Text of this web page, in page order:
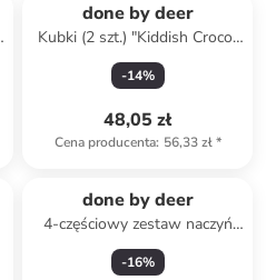
done by deer
Kubki (2 szt.) "Kiddish Croco"
w kolorze jasnoróżowym -
100 ml
-14%
48,05 zł
Cena producenta: 56,33 zł*
done by deer
4-częściowy zestaw naczyń
"Celebration Blue" w kolorze
błękitnym dla dzieci
-16%